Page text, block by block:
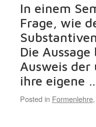
In einem
Frage, wie
Die
Ausweis der
ihre eigene
Posted in Formenlehre,